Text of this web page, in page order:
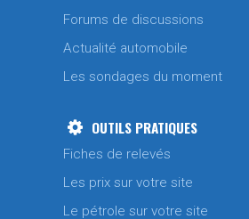
1.999 €
1.999 €
1.959 €
1.939 €
Forums de discussions
Actualité automobile
Les sondages du moment
OUTILS PRATIQUES
Fiches de relevés
Les prix sur votre site
Le pétrole sur votre site